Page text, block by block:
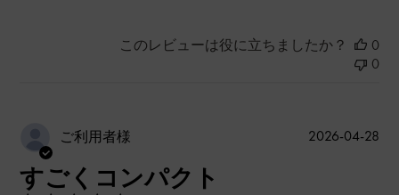
このレビューは役に立ちましたか？
0
0
ご利用者様
すごくコンパクト
公
2026-04-28